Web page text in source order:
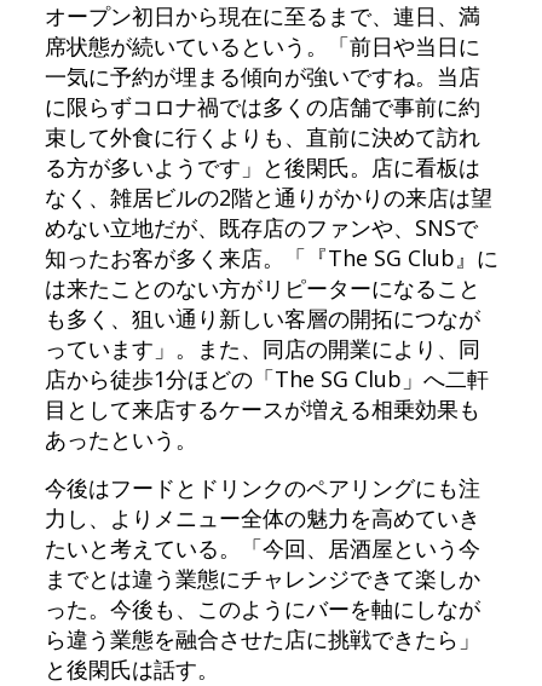
オープン初日から現在に至るまで、連日、満
席状態が続いているという。「前日や当日に
一気に予約が埋まる傾向が強いですね。当店
に限らずコロナ禍では多くの店舗で事前に約
束して外食に行くよりも、直前に決めて訪れ
る方が多いようです」と後閑氏。店に看板は
なく、雑居ビルの2階と通りがかりの来店は望
めない立地だが、既存店のファンや、SNSで
知ったお客が多く来店。「『The SG Club』に
は来たことのない方がリピーターになること
も多く、狙い通り新しい客層の開拓につなが
っています」。また、同店の開業により、同
店から徒歩1分ほどの「The SG Club」へ二軒
目として来店するケースが増える相乗効果も
あったという。
今後はフードとドリンクのペアリングにも注
力し、よりメニュー全体の魅力を高めていき
たいと考えている。「今回、居酒屋という今
までとは違う業態にチャレンジできて楽しか
った。今後も、このようにバーを軸にしなが
ら違う業態を融合させた店に挑戦できたら」
と後閑氏は話す。